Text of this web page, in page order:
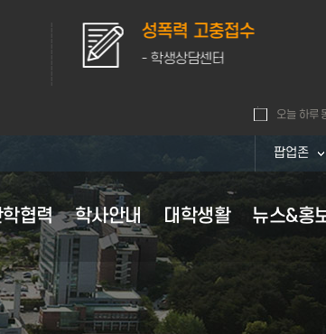
성폭력 고충접수
- 학생상담센터
오늘 하루
팝업존
대학현황 부속시설
협력 학사안내
등록안내 장학안내
대학생활
학생생활관 체육시설 이용안내
뉴스&홍
채용정보